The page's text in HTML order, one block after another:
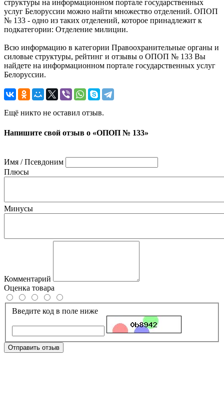
структуры на информационном портале государственных
услуг Белоруссии можно найти множество отделений. ОПОП
№ 133 - одно из таких отделений, которое принадлежит к
подкатегории: Отделение милиции.
Всю информацию в категории Правоохранительные органы и
силовые структуры, рейтинг и отзывы о ОПОП № 133 Вы
найдете на информационном портале государственных услуг
Белоруссии.
Ещё никто не оставил отзыв.
Напишите свой отзыв о «ОПОП № 133»
Имя / Псевдоним
Плюсы
Минусы
Комментарий
Оценка товара
Введите код в поле ниже
Отправить отзыв